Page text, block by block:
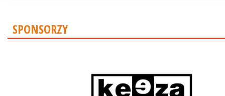
SPONSORZY